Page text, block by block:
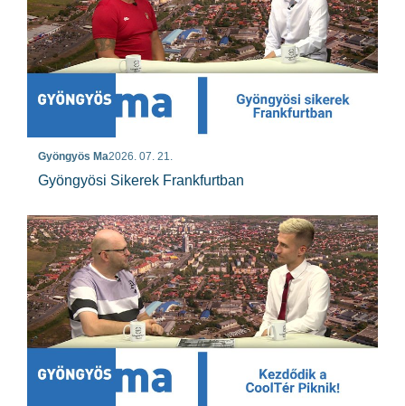
Gyöngyös Ma2026. 07. 21.
Gyöngyösi Sikerek Frankfurtban